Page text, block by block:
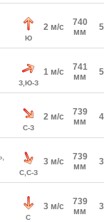
Ю
2 м/с
740
мм
З,Ю-З
1 м/с
741
мм
С-З
2 м/с
739
мм
С,С-З
3 м/с
739
мм
С
3 м/с
739
мм